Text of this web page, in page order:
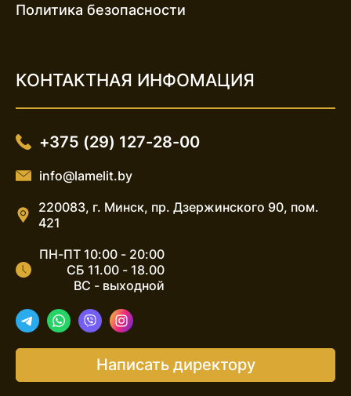
Политика безопасности
КОНТАКТНАЯ ИНФОМАЦИЯ
+375 (29) 127-28-00
info@lamelit.by
220083, г. Минск, пр. Дзержинского 90, пом.
421
ПН-ПТ 10:00 - 20:00
СБ 11.00 - 18.00
ВС - выходной
Telegram
WhatsApp
ViberInstagram
Написать директору